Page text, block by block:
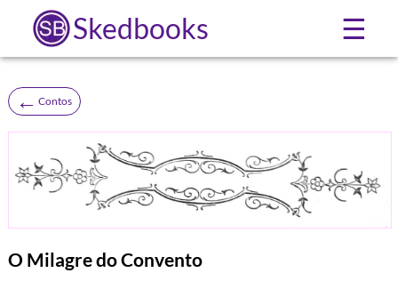
Skedbooks ☰
← Contos
O Milagre do Convento